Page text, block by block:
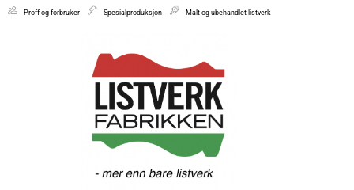
Proff og forbruker Spesialproduksjon Malt og ubehandlet listverk